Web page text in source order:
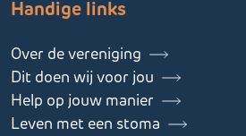
Handige links
Over de vereniging
Dit doen wij voor jou
Help op jouw manier
Leven met een stoma